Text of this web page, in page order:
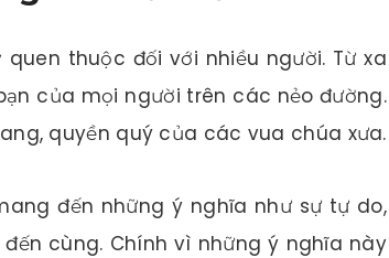
thuộc đối với nhiều người. Từ xa
của mọi người trên các nẻo đường.
quyền quý của các vua chúa xưa.
đến những ý nghĩa như sự tự do,
cùng. Chính vì những ý nghĩa này